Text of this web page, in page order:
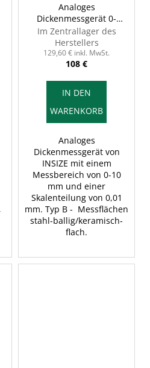
Analoges
Dickenmessgerät 0-
10/0,01 mm, Typ B -
Messflächen stahl,
ballig/keramisch flach,
INSIZE 2365-10B
Im Zentrallager des
Herstellers
129,60 € inkl. MwSt.
108 €
IN DEN
WARENKORB
Analoges
Dickenmessgerät von
INSIZE mit einem
Messbereich von 0-10
mm und einer
Skalenteilung von 0,01
mm. Typ B - Messflächen
stahl-ballig/keramisch-
flach.